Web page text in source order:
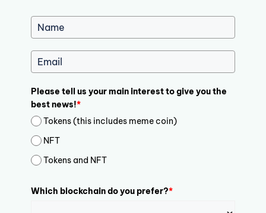
Please tell us your main interest to give you the
best news!*
Tokens (this includes meme coin)
NFT
Tokens and NFT
Which blockchain do you prefer?*